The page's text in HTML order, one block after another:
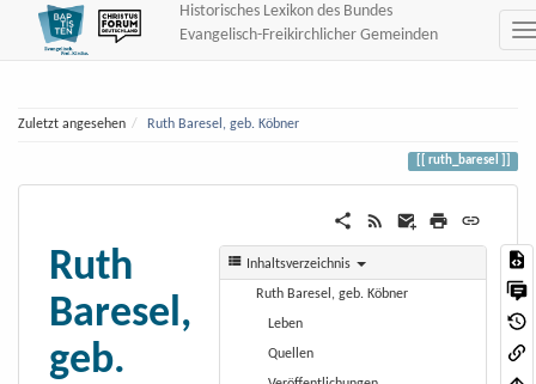
Historisches Lexikon des Bundes
Evangelisch-Freikirchlicher Gemeinden
Zuletzt angesehen Ruth Baresel, geb. Köbner
ruth_baresel
Inhaltsverzeichnis
Ruth Baresel, geb. Köbner
Leben
Quellen
Ruth
Baresel,
geb.